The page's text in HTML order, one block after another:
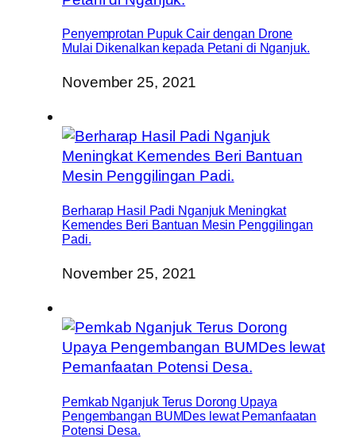
Penyemprotan Pupuk Cair dengan Drone
Mulai Dikenalkan kepada Petani di Nganjuk.
November 25, 2021
Berharap Hasil Padi Nganjuk Meningkat
Kemendes Beri Bantuan Mesin Penggilingan
Padi.
November 25, 2021
Pemkab Nganjuk Terus Dorong Upaya
Pengembangan BUMDes lewat Pemanfaatan
Potensi Desa.